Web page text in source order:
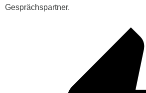
Gesprächspartner.